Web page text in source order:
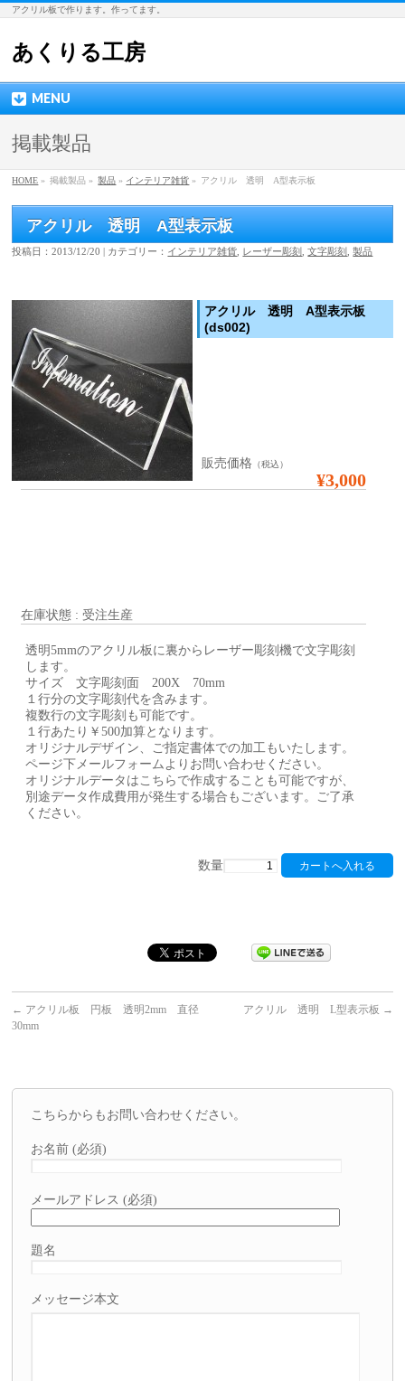
アクリル板で作ります。作ってます。
あくりる工房
MENU
掲載製品
HOME » 掲載製品 » 製品 » インテリア雑貨 » アクリル 透明 A型表示板
アクリル 透明 A型表示板
投稿日：2013/12/20 | カテゴリー： インテリア雑貨 レーザー彫刻 ,文字彫刻 ,製品
アクリル 透明 A型表示板
(ds002)
販売価格 （税込）
¥3,000
在庫状態 : 受注生産
透明5mmのアクリル板に裏からレーザー彫刻機で文字彫刻
します。
サイズ 文字彫刻面 200X 70mm
１行分の文字彫刻代を含みます。
複数行の文字彫刻も可能です。
１行あたり￥500加算となります。
オリジナルデザイン、ご指定書体での加工もいたします。
ページ下メールフォームよりお問い合わせください。
オリジナルデータはこちらで作成することも可能ですが、
別途データ作成費用が発生する場合もございます。ご了承
ください。
数量
← アクリル板 円板 透明2mm 直径
30mm
アクリル 透明 L型表示板 →
こちらからもお問い合わせください。
お名前 (必須)
メールアドレス (必須)
題名
メッセージ本文